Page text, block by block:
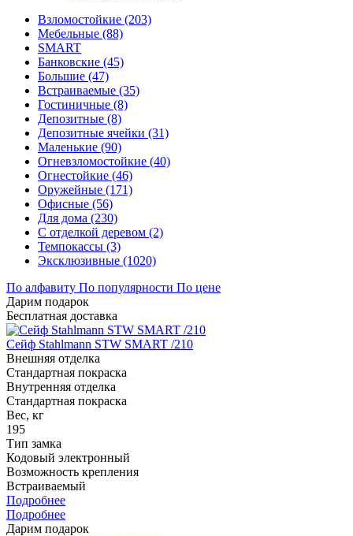
Взломостойкие (203)
Мебельные (88)
SMART
Банковские (45)
Большие (47)
Встраиваемые (35)
Гостиничные (8)
Депозитные (8)
Депозитные ячейки (31)
Маленькие (90)
Огневзломостойкие (40)
Огнестойкие (46)
Оружейные (171)
Офисные (56)
Для дома (230)
С отделкой деревом (2)
Темпокассы (3)
Эксклюзивные (1020)
По алфавиту По популярности По цене
Дарим подарок
Бесплатная доставка
Сейф Stahlmann STW SMART /210
Внешняя отделка
Стандартная покраска
Внутренняя отделка
Стандартная покраска
Вес, кг
195
Тип замка
Кодовый электронный
Возможность крепления
Встраиваемый
Подробнее
Подробнее
Дарим подарок